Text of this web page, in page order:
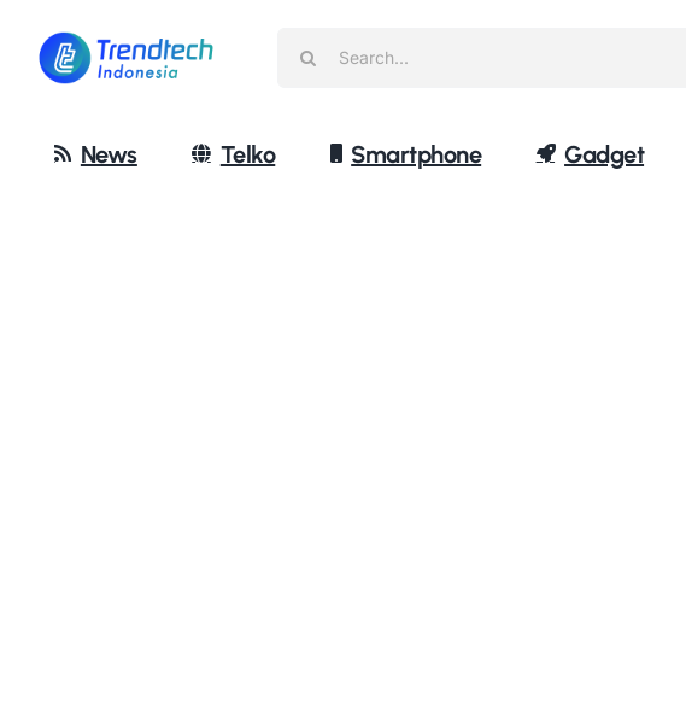
content
News Telko Smartphone Gadget